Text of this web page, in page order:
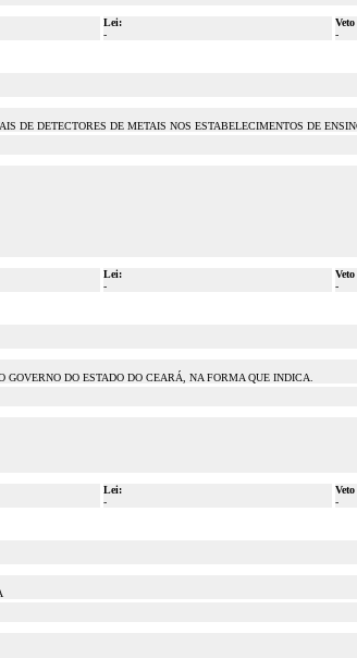
Lei:
-
Veto
-
DE DETECTORES DE METAIS NOS ESTABELECIMENTOS DE
Lei:
-
Veto
-
DO ESTADO DO CEARÁ, NA FORMA QUE INDICA.
Lei:
-
Veto
-